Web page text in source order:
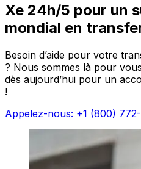
Xe 24h/5 pour un
mondial en
Besoin d’aide pour votre
? Nous sommes là pour
dès aujourd’hui pour un
!
Appelez-nous: +1 (800)